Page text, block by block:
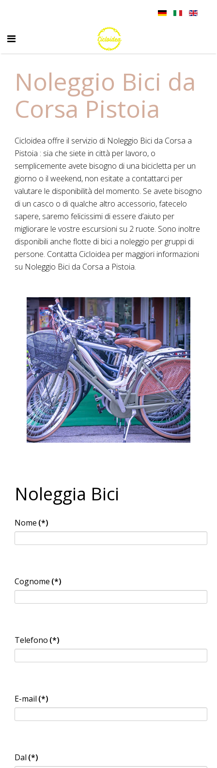
Noleggio Bici da
Corsa Pistoia
Cicloidea offre il servizio di Noleggio Bici da Corsa a
Pistoia : sia che siete in città per lavoro, o
semplicemente avete bisogno di una bicicletta per un
giorno o il weekend, non esitate a contattarci per
valutare le disponibilità del momento. Se avete bisogno
di un casco o di qualche altro accessorio, fatecelo
sapere, saremo felicissimi di essere d’aiuto per
migliorare le vostre escursioni su 2 ruote. Sono inoltre
disponibili anche flotte di bici a noleggio per gruppi di
persone. Contatta Cicloidea per maggiori informazioni
su Noleggio Bici da Corsa a Pistoia.
Noleggia Bici
Nome (*)
Cognome (*)
Telefono (*)
E-mail (*)
Dal (*)